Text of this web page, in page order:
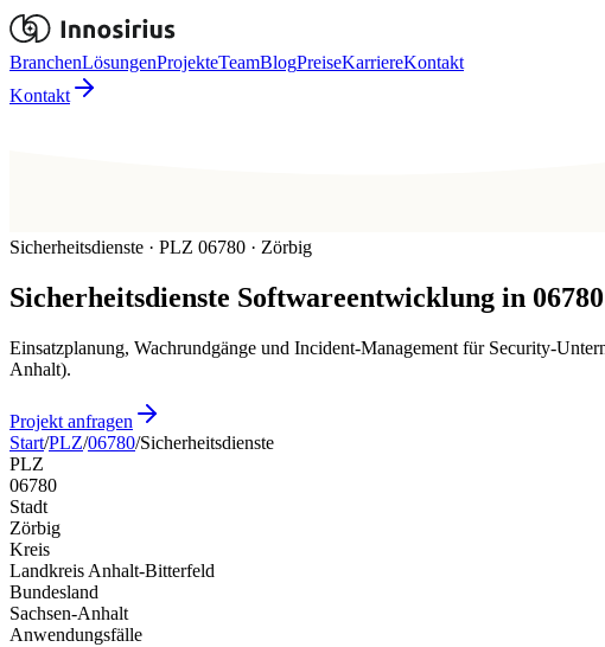
BranchenLösungenProjekteTeamBlogPreiseKarriereKontakt
Kontakt
Sicherheitsdienste · PLZ 06780 · Zörbig
Sicherheitsdienste Softwareentwicklung in 06780
Einsatzplanung, Wachrundgänge und Incident-Management für Security-
Anhalt).
Projekt anfragen
Start/PLZ/06780/Sicherheitsdienste
PLZ
06780
Stadt
Zörbig
Kreis
Landkreis Anhalt-Bitterfeld
Bundesland
Sachsen-Anhalt
Anwendungsfälle